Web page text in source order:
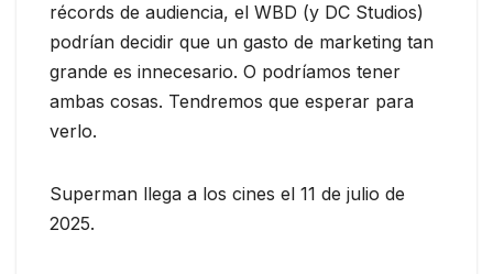
récords de audiencia, el WBD (y DC Studios)
podrían decidir que un gasto de marketing tan
grande es innecesario. O podríamos tener
ambas cosas. Tendremos que esperar para
verlo.
Superman llega a los cines el 11 de julio de
2025.